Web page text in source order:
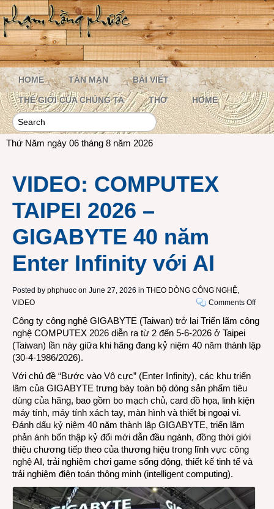
HOME TẢN MẠN BÀI VIẾT
THẾ GIỚI CỦA CHÚNG TA THƠ HOME
Thứ Năm ngày 06 tháng 8 năm 2026
VIDEO: COMPUTEX
TAIPEI 2026 –
GIGABYTE 40 năm
Enter Infinity với AI
Posted by phphuoc on June 27, 2026 in THEO DÒNG CÔNG NGHỆ,
VIDEO
Comments Offon
2026
Công ty công nghệ GIGABYTE (Taiwan) trở lại Triển lãm công
nghệ COMPUTEX 2026 diễn ra từ 2 đến 5-6-2026 ở Taipei
(Taiwan) lần này giữa khi hãng đang kỷ niệm 40 năm thành lập
(30-4-1986/2026).
Với chủ đề “Bước vào Vô cực” (Enter Infinity), các khu triển
lãm của GIGABYTE trưng bày toàn bộ dòng sản phẩm tiêu
dùng của hãng, bao gồm bo mạch chủ, card đồ họa, linh kiện
máy tính, máy tính xách tay, màn hình và thiết bị ngoại vi.
Đánh dấu kỷ niệm 40 năm thành lập GIGABYTE, triển lãm
phản ánh bốn thập kỷ đổi mới dẫn đầu ngành, đồng thời giới
thiệu chương tiếp theo của thương hiệu trong lĩnh vực công
nghệ AI, trải nghiệm chơi game sống động, thiết kế tinh tế và
trải nghiệm điện toán thông minh (intelligent computing).